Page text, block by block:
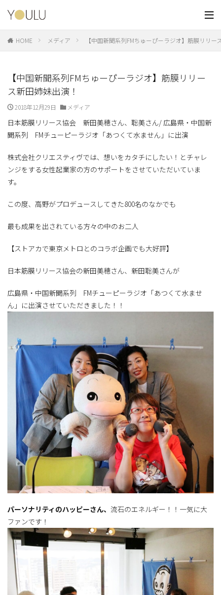
HOME メディア 【中国新聞系列FMちゅーぴーラジオ】筋膜リリー
【中国新聞系列FMちゅーぴーラジオ】筋膜リリー
ス新田姉妹出演！
2018年12月29日 メディア
日本筋膜リリース協会 新田美穂さん、聡美さん/ 広島県・中国新
聞系列 FMチューピーラジオ「あつくて水ません」に出演
株式会社クリエスティヴでは、想いをカタチにしたい！とチャレ
ンジをする女性起業家の方のサポートをさせていただいていま
す。
この度、高野がプロデュースしてきた800名のなかでも
最も成果を出されている方々の中のお二人
【ストアカで東京メトロとのコラボ企画でも大好評】
日本筋膜リリース協会の新田美穂さん、新田聡美さんが
広島県・中国新聞系列 FMチューピーラジオ「あつくて水ませ
ん」に出演させていただきました！！
パーソナリティのハッピーさん、 流石のエネルギー！！一気に大
ファンです！